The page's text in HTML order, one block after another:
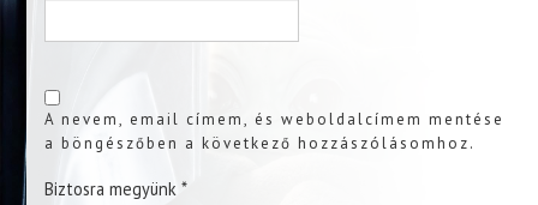
A nevem, email címem, és weboldalcímem mentése
a böngészőben a következő hozzászólásomhoz.
Biztosra megyünk *